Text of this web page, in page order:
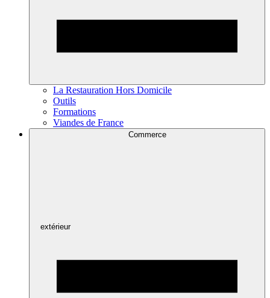
La Restauration Hors Domicile
Outils
Formations
Viandes de France
Commerce
extérieur